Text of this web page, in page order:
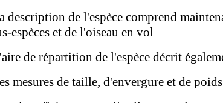
description de l'espèce comprend
espèces et de l'oiseau en vol
de répartition de l'espèce décrit
mesures de taille, d'envergure et de